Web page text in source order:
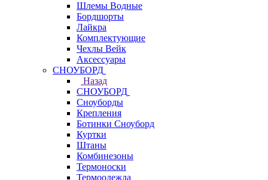
Шлемы Водные
Бордшорты
Лайкра
Комплектующие
Чехлы Вейк
Аксессуары
СНОУБОРД
Назад
СНОУБОРД
Сноуборды
Крепления
Ботинки Сноуборд
Куртки
Штаны
Комбинезоны
Термоноски
Термоодежда